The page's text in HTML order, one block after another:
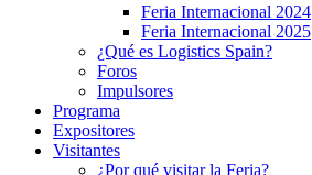
Feria Internacional 2024
Feria Internacional 2025
¿Qué es Logistics Spain?
Foros
Impulsores
Programa
Expositores
Visitantes
¿Por qué visitar la Feria?